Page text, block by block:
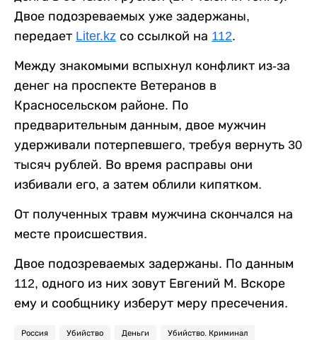
Двое подозреваемых уже задержаны,
передает Liter.kz со ссылкой на 112.
Между знакомыми вспыхнул конфликт из-за
денег на проспекте Ветеранов в
Красносельском районе. По
предварительным данным, двое мужчин
удерживали потерпевшего, требуя вернуть 30
тысяч рублей. Во время расправы они
избивали его, а затем облили кипятком.
От полученных травм мужчина скончался на
месте происшествия.
Двое подозреваемых задержаны. По данным
112, одного из них зовут Евгений М. Вскоре
ему и сообщнику изберут меру пресечения.
Россия Убийство Деньги Убийство. Криминал